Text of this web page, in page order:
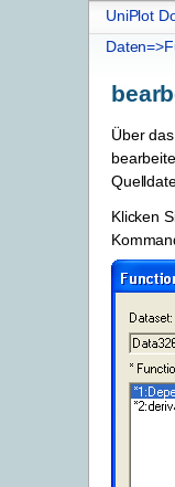
UniPlot
Über
Klicken